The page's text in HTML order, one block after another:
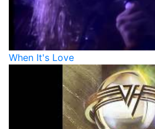
When It's Love